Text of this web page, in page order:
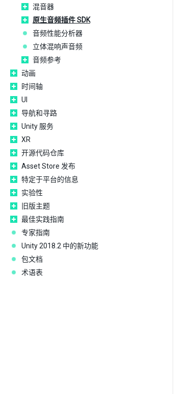
混音器
原生音频插件 SDK
音频性能分析器
立体混响声音频
音频参考
动画
时间轴
UI
导航和寻路
Unity 服务
XR
开源代码仓库
Asset Store 发布
特定于平台的信息
实验性
旧版主题
最佳实践指南
专家指南
Unity 2018.2 中的新功能
包文档
术语表